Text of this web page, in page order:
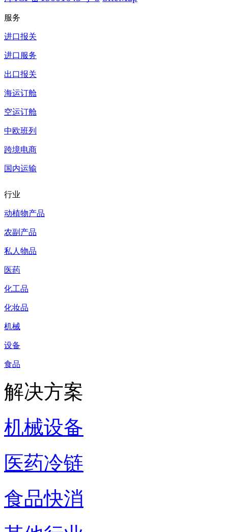
服务
进口报关
进口服务
出口报关
海运订舱
空运订舱
中欧班列
跨境电商
国内运输
行业
动植物产品
农副产品
私人物品
医药
化工品
化妆品
机械
设备
食品
解决方案
机械设备
医药冷链
食品快消